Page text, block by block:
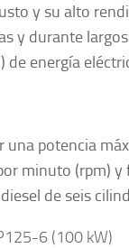
y su alto
y durante
de energía
una potencia
minuto (rpm)
de seis
6 (100 kW)